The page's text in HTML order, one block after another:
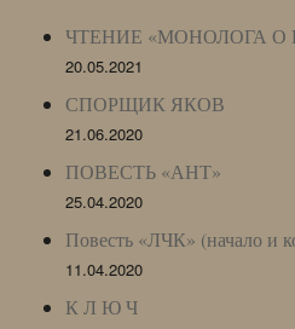
ЧТЕНИЕ «МОНОЛОГА О
20.05.2021
СПОРЩИК ЯКОВ
21.06.2020
ПОВЕСТЬ «АНТ»
25.04.2020
Повесть «ЛЧК» (начало и
11.04.2020
К Л Ю Ч